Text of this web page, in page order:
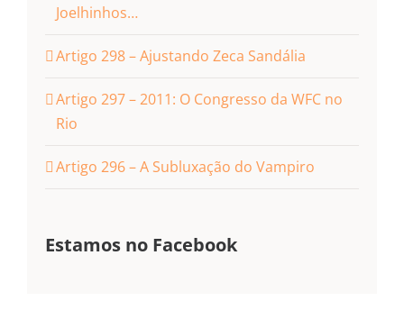
Joelhinhos…
Artigo 298 – Ajustando Zeca Sandália
Artigo 297 – 2011: O Congresso da WFC no
Rio
Artigo 296 – A Subluxação do Vampiro
Estamos no Facebook